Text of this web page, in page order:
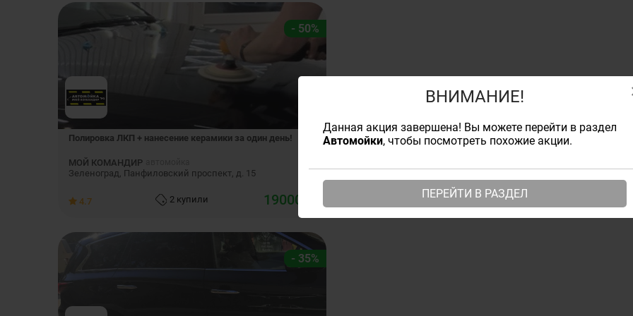
ВНИМАНИЕ!
Данная акция завершена! Вы можете перейти в раздел
Автомойки, чтобы посмотреть похожие акции.
ПЕРЕЙТИ В РАЗДЕЛ
- 50%
Полировка ЛКП + нанесение керамики за один день!
МОЙ КОМАНДИР
Зеленоград, Панфиловский проспект, д. 15
4.7 2 купили 19000
- 35%